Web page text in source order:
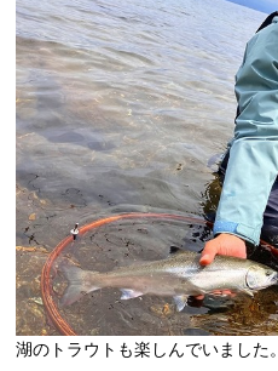
湖のトラウトも楽しんでいました。